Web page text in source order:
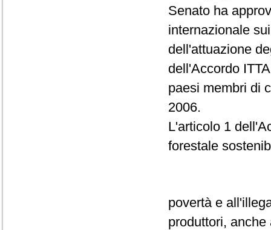
Senato ha
internazionale
dell'attuazione
dell'Accordo
paesi membri di
2006.
L'articolo 1
forestale
povertà e
produttori,